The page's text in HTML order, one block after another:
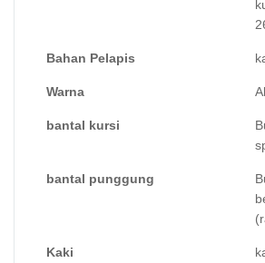
Bahan Pelapis
Warna
bantal kursi
bantal punggung
Kaki